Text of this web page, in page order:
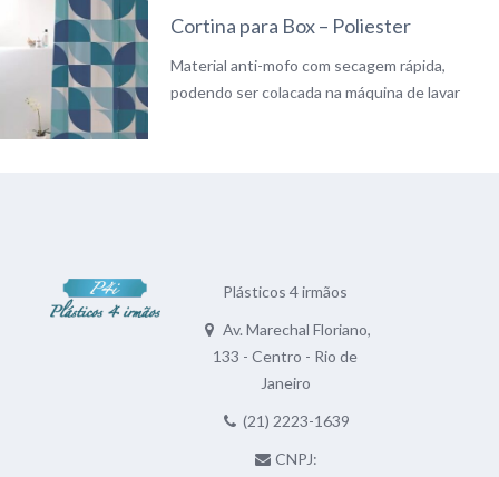
Cortina para Box – Poliester
Material anti-mofo com secagem rápida,
podendo ser colacada na máquina de lavar
Plásticos 4 irmãos
Av. Marechal Floriano,
133 - Centro - Rio de
Janeiro
(21) 2223-1639
CNPJ: